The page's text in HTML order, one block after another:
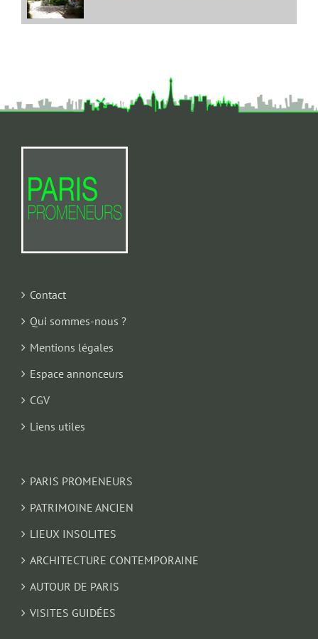
Contact
Qui sommes-nous ?
Mentions légales
Espace annonceurs
CGV
Liens utiles
PARIS PROMENEURS
PATRIMOINE ANCIEN
LIEUX INSOLITES
ARCHITECTURE CONTEMPORAINE
AUTOUR DE PARIS
VISITES GUIDÉES